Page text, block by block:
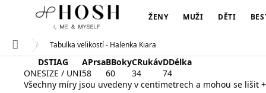
ŽENY MUŽI DĚTI
Domů Tabulka velikostí - Halenka Kiara
DSTIAG APrsaBBokyCRukávDDélka
ONESIZE / UNI58 60 34
74
Všechny míry jsou uvedeny v centimetrech a mohou se lišit